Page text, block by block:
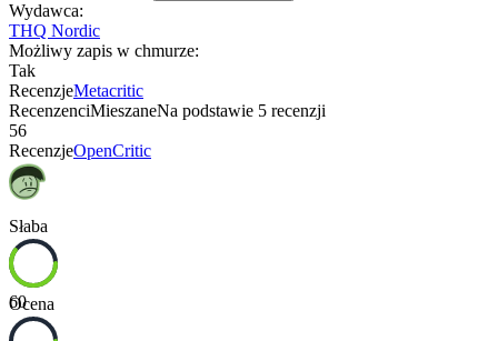
Wydawca:
THQ Nordic
Możliwy zapis w chmurze:
Tak
RecenzjeMetacritic
RecenzenciMieszaneNa podstawie 5 recenzji
56
RecenzjeOpenCritic
Słaba
60
Ocena